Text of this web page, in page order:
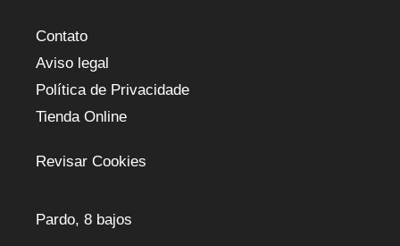
Contato
Aviso legal
Política de Privacidade
Tienda Online
Revisar Cookies
Pardo, 8 bajos